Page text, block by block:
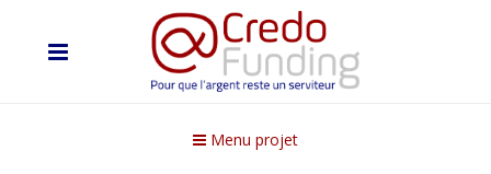
Menu projet